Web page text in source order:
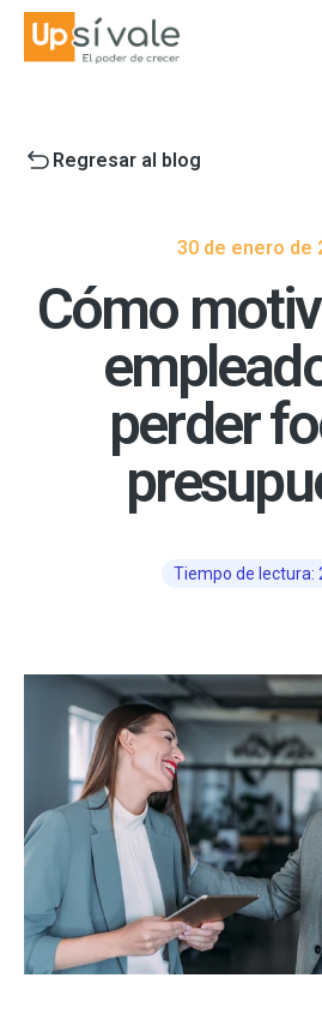
Regresar al blog
30 de enero de
Cómo
perder
Tiempo de lectura: